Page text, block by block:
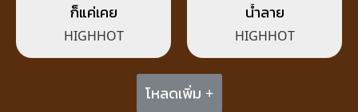
ก็แค่เคย
HIGHHOT
น้ำลาย
HIGHHOT
โหลดเพิ่ม +